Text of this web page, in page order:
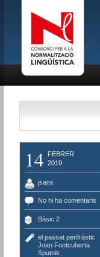
14
FEBRER
2019
jsans
No hi ha comentaris
Bàsic 2
el passat perifràstic
Joan Fontcuberta,
Sputnik